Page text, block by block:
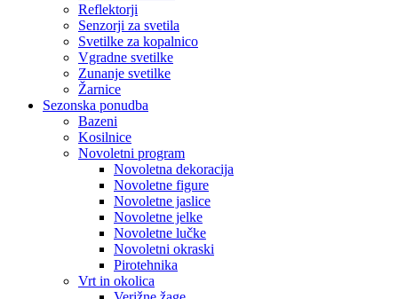
Reflektorji
Senzorji za svetila
Svetilke za kopalnico
Vgradne svetilke
Zunanje svetilke
Žarnice
Sezonska ponudba
Bazeni
Kosilnice
Novoletni program
Novoletna dekoracija
Novoletne figure
Novoletne jaslice
Novoletne jelke
Novoletne lučke
Novoletni okraski
Pirotehnika
Vrt in okolica